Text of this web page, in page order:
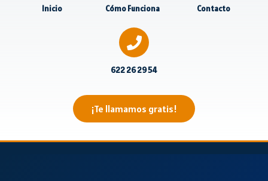
Inicio Cómo Funciona Contacto
622 26 29 54
¡Te llamamos gratis!